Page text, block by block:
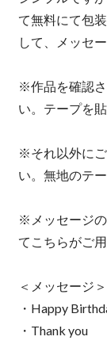
て無料にて包
して、メッセ
※作品を確認
い。テープを
※それ以外に
い。無地のテ
※メッセージ
てこちらがご
＜メッセージ＞
・Happy
・Thank you